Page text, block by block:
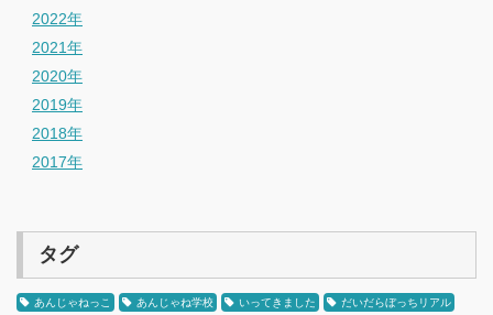
2022年
2021年
2020年
2019年
2018年
2017年
タグ
あんじゃねっこ あんじゃね学校 いってきました だいだらぼっちリアル